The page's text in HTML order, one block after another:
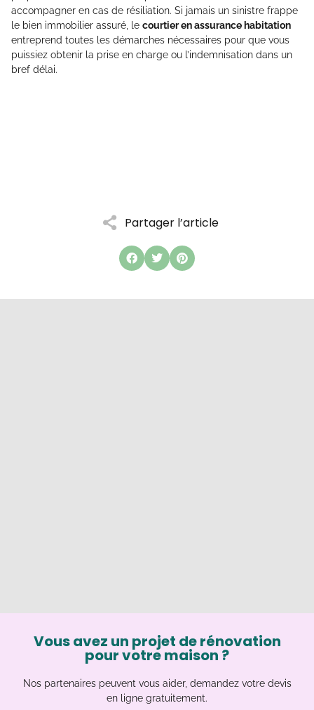
Partager l’article
accompagner en cas de résiliation. Si jamais un sinistre frappe
le bien immobilier assuré, le courtier en assurance habitation
entreprend toutes les démarches nécessaires pour que vous
puissiez obtenir la prise en charge ou l’indemnisation dans un
bref délai.
Vous avez un projet de rénovation
pour votre maison ?
Nos partenaires peuvent vous aider, demandez votre devis
en ligne gratuitement.